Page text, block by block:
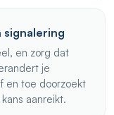
en zorg dat
je
en toe doorzoekt
aanreikt.